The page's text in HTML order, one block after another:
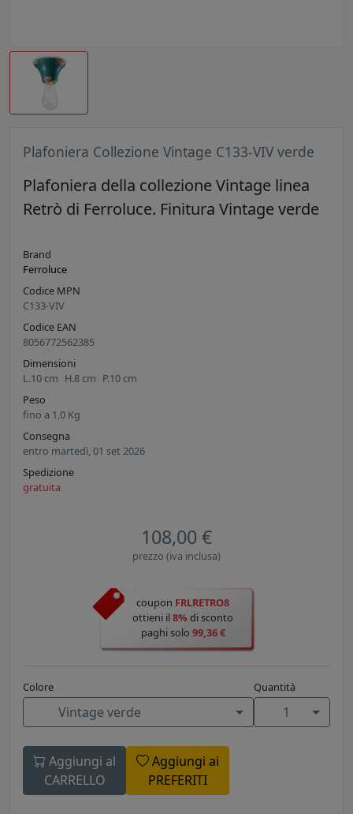
Plafoniera Collezione Vintage C133-VIV verde
Plafoniera della collezione Vintage linea
Retrò di Ferroluce. Finitura Vintage verde
Brand
Ferroluce
Codice MPN
C133-VIV
Codice EAN
8056772562385
Dimensioni
L.10 cm H.8 cm P.10 cm
Peso
fino a 1,0 Kg
Consegna
entro martedì, 01 set 2026
Spedizione
gratuita
108,00 €
prezzo (iva inclusa)
coupon FRLRETRO8
ottieni il8% di sconto
paghi solo 99,36 €
Colore
Vintage verde
Quantità
1
Aggiungi al
CARRELLO
Aggiungi ai
PREFERITI